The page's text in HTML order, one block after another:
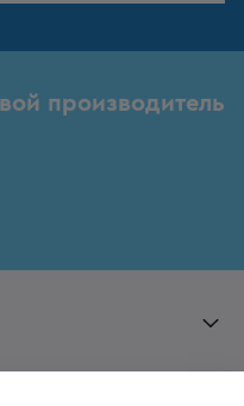
производитель